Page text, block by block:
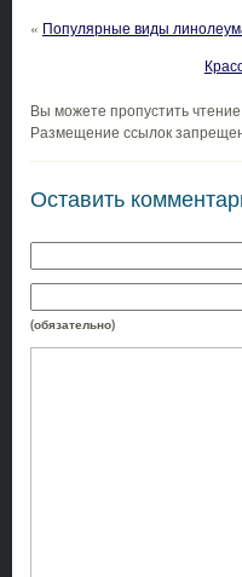
« Популярные виды
Вы можете пропустить
Размещение ссылок
Оставить
(обязательно)